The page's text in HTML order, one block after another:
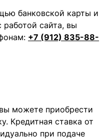
банковской карты и
сайта, вы
+7 (912) 835-88-
можете приобрести
Кредитная ставка от
при подаче